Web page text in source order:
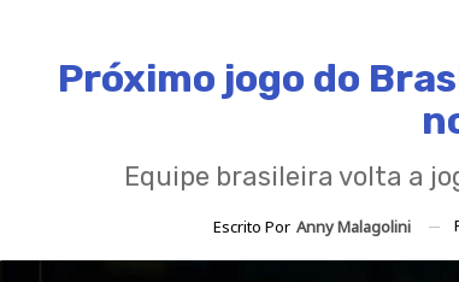
Próximo jogo do
Equipe brasileira volta a
Escrito Por Anny Malagolini